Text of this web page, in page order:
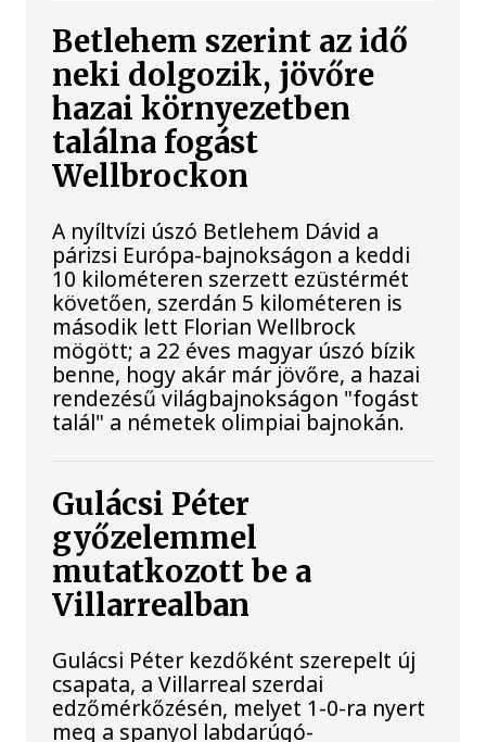
Betlehem szerint az idő
neki dolgozik, jövőre
hazai környezetben
találna fogást
Wellbrockon
A nyíltvízi úszó Betlehem Dávid a
párizsi Európa-bajnokságon a keddi
10 kilométeren szerzett ezüstérmét
követően, szerdán 5 kilométeren is
második lett Florian Wellbrock
mögött; a 22 éves magyar úszó bízik
benne, hogy akár már jövőre, a hazai
rendezésű világbajnokságon "fogást
talál" a németek olimpiai bajnokán.
Gulácsi Péter
győzelemmel
mutatkozott be a
Villarrealban
Gulácsi Péter kezdőként szerepelt új
csapata, a Villarreal szerdai
edzőmérkőzésén, melyet 1-0-ra nyert
meg a spanyol labdarúgó-